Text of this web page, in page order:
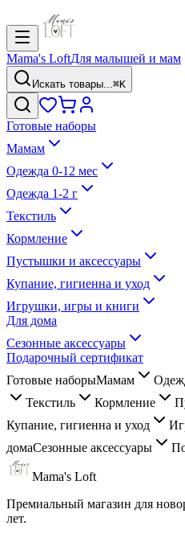
Mama's LoftДля малышей и мам
Искать товары...⌘K
Готовые наборы
Мамам
Одежда 0-12 мес
Одежда 1-2 г
Текстиль
Кормление
Пустышки и аксессуары
Купание, гигиенна и уход
Игрушки, игры и книги
Для дома
Сезонные аксессуары
Подарочный сертификат
Готовые наборыМамам
Текстиль
Кормление
Купание, гигиенна и уход
домаСезонные аксессуары
Mama's Loft
Премиальный магазин для
лет.